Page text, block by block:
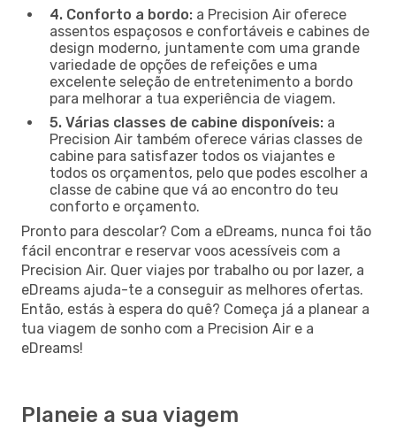
4. Conforto a bordo: a Precision Air oferece
assentos espaçosos e confortáveis e cabines de
design moderno, juntamente com uma grande
variedade de opções de refeições e uma
excelente seleção de entretenimento a bordo
para melhorar a tua experiência de viagem.
5. Várias classes de cabine disponíveis: a
Precision Air também oferece várias classes de
cabine para satisfazer todos os viajantes e
todos os orçamentos, pelo que podes escolher a
classe de cabine que vá ao encontro do teu
conforto e orçamento.
Pronto para descolar? Com a eDreams, nunca foi tão
fácil encontrar e reservar voos acessíveis com a
Precision Air. Quer viajes por trabalho ou por lazer, a
eDreams ajuda-te a conseguir as melhores ofertas.
Então, estás à espera do quê? Começa já a planear a
tua viagem de sonho com a Precision Air e a
eDreams!
Planeie a sua viagem